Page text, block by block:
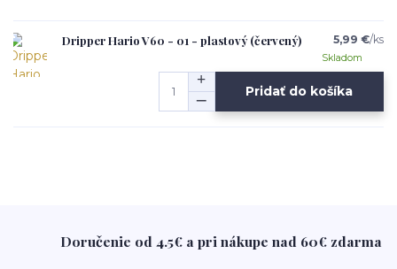
Dripper Hario V60 - 01 - plastový (červený) 5,99 €/ks
Skladom
Pridať do košíka
Doručenie od 4.5€ a pri nákupe nad 60€ zdarma